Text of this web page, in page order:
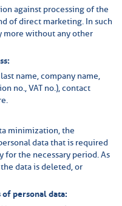
against processing of the
of direct marketing. In such
more without any other
name, company name,
no., VAT no.), contact
minimization, the
data that is required
for the necessary period. As
data is deleted, or
personal data: